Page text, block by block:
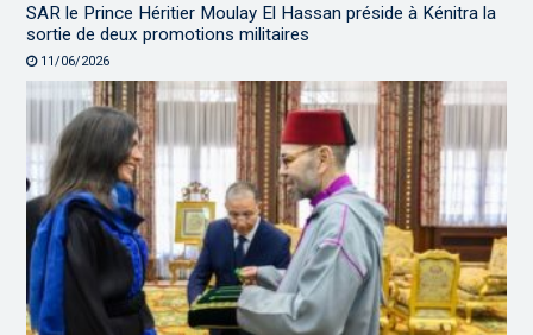
SAR le Prince Héritier Moulay El Hassan préside à Kénitra la
sortie de deux promotions militaires
11/06/2026